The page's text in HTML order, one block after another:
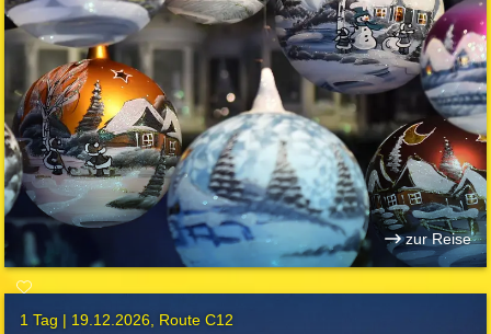
zur Reise
1 Tag | 19.12.2026 Route C12